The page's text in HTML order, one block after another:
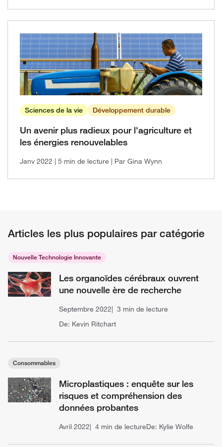
Sciences de la vie Développement durable
Un avenir plus radieux pour l'agriculture et
les énergies renouvelables
Janv 2022 | 5 min de lecture | Par Gina Wynn
Articles les plus populaires par catégorie
Nouvelle Technologie Innovante
Les organoïdes cérébraux ouvrent
une nouvelle ère de recherche
Septembre 2022
3 min de lecture
De: Kevin Ritchart
Consommables
Microplastiques : enquête sur les
risques et compréhension des
données probantes
Avril 2022 4 min de lectureDe: Kylie Wolfe